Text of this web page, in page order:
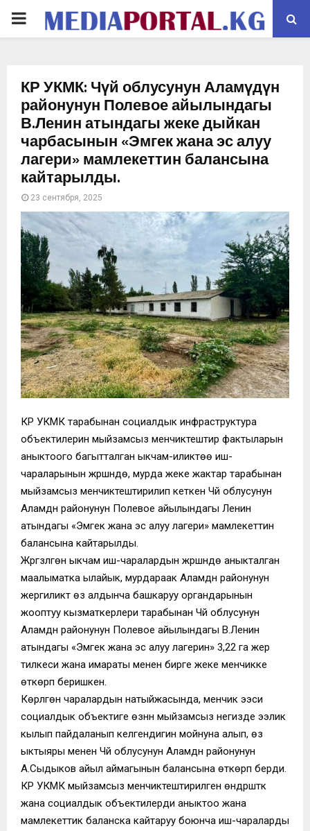
PRIMARY
КР УКМК: Чүй облусунун Аламүдүн
районунун Полевое айылындагы
В.Ленин атындагы жеке дыйкан
чарбасынын «Эмгек жана эс алуу
лагери» мамлекеттин балансына
кайтарылды.
23 сентября, 2025
КР УКМК тарабынан социалдык инфраструктура
объектилерин мыйзамсыз менчиктештирүү фактыларын
аныктоого багытталган ыкчам-иликтөө иш-
чараларынын жүрүшүндө, мурда жеке жактар тарабынан
мыйзамсыз менчиктештирилип кеткен Чүй облусунун
Аламүдүн районунун Полевое айылындагы Ленин
атындагы «Эмгек жана эс алуу лагери» мамлекеттин
балансына кайтарылды.
Жүргүзүлгөн ыкчам иш-чаралардын жүрүшүндө аныкталган
маалыматка ылайык, мурдараак Аламүдүн районунун
жергиликтүү өз алдынча башкаруу органдарынын
жооптуу кызматкерлери тарабынан Чүй облусунун
Аламүдүн районунун Полевое айылындагы В.Ленин
атындагы «Эмгек жана эс алуу лагерин» 3,22 га жер
тилкеси жана имараты менен бирге жеке менчикке
өткөрүп беришкен.
Көрүлгөн чаралардын натыйжасында, менчик ээси
социалдык объектиге өзүнүн мыйзамсыз негизде ээлик
кылып пайдаланып келгендигин мойнуна алып, өз
ыктыяры менен Чүй облусунун Аламүдүн районунун
А.Сыдыков айыл аймагынын балансына өткөрүп берди.
КР УКМК мыйзамсыз менчиктештирилген өндүрүштүк
жана социалдык объектилерди аныктоо жана
мамлекеттик баланска кайтаруу боюнча иш-чараларды